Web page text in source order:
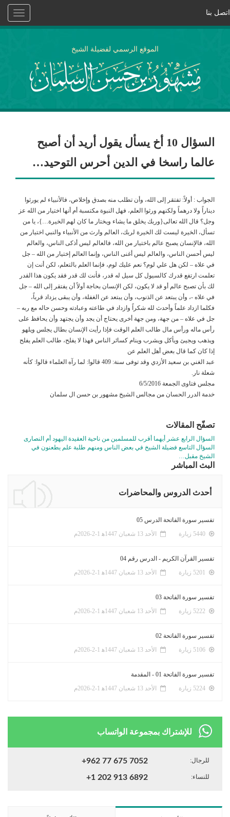
Toggle
اتصل بنا
الموقع الرسمي لفضيلة الشيخ
السؤال 10 أخ يسأل يقول أريد أن أصبح
عالما راسخا في الدين أحرس التوحيد…
الجواب : أولاً: تفتقر إلى الله، وأن تطلب منه بصدق وإخلاص، فالأنبياء لم يورثوا
ديناراً ولا درهماً ولكنهم ورثوا العلم، فهل النبوة مكتسبة أم أنها اختيار من الله عز
وجل؟ قال الله تعالى{وربك يخلق ما يشاء ويختار ما كان لهم الخيرة…}، يا من
تسأل، الخيرة ليست لك الخيرة لربك، العالم وارث من الأنبياء والنبي اختيار من
الله، فالإنسان يصبح عالم باختيار من الله، فالعالم ليس أذكى الناس، والعالم
ليس أحسن الناس، والعالم ليس أغنى الناس، وإنما العالم إختيار من الله – جل
في علاه – لكن هل علي لوم؟ نعم عليك لوم، فإنما العلم بالتعلم، لكن أنت إن
تعلمت ارتفع قدرك كالسيول كل سيل له قدر، فأنت لك قدر فقد يكون هذا القدر
لك بأن تصبح عالم أو قد لا يكون، لكن الإنسان بحاجة أولاً أن يفتقر إلى الله – جل
في علاه -، وأن يبتعد عن الذنوب، وأن يبتعد عن الغفلة، وأن يبقى يزداد قرباً،
فكلما ازداد علماً وأحدث لله شكراً وازداد في طاعته وعبادته وحسن حاله مع ربه –
جل في علاه – من جهة، ومن جهة أخرى يحتاج أن يجد وأن يجتهد وأن يحافظ على
رأس ماله ورأس مال طالب العلم الوقت فإذا رأيت الإنسان بطال يجلس ويلهو
ويذهب ويجيئ ويأكل ويشرب وينام كسائر الناس فهذا لا يفلح، طالب العلم يفلح
إذا كان كما قال بعض أهل العلم عن
عبد الغني بن سعيد الأزدي وقد توفى سنة: 409 قالوا: لما رآه العلماء قالوا: كأنه
شعلة نار.
مجلس فتاوى الجمعة 6/5/2016
خدمة الدرر الحسان من مجالس الشيخ مشهور بن حسن ال سلمان
تصفّح المقالات
السؤال الرابع عشر أيهما أقرب للمسلمين من ناحية العقيدة اليهود أم النصارى
السؤال التاسع فضيلة الشيخ في بعض الناس ومنهم طلبة علم يطعنون في
الشيخ مقبل…
البث المباشر
أحدث الدروس والمحاضرات
تفسير سورة الفاتحة الدرس 05
الأحد 13 شعبان 1447ﻫ 1-2-2026م
تفسير القرآن الكريم - الدرس رقم 04
الأحد 13 شعبان 1447ﻫ 1-2-2026م
تفسير سورة الفاتحة 03
الأحد 13 شعبان 1447ﻫ 1-2-2026م
تفسير سورة الفاتحة 02
الأحد 13 شعبان 1447ﻫ 1-2-2026م
تفسير سورة الفاتحة 01 - المقدمة
الأحد 13 شعبان 1447ﻫ 1-2-2026م
للإشتراك بمجموعة الواتساب
للرجال: +962 77 675 7052
للنساء: +1 202 913 6892